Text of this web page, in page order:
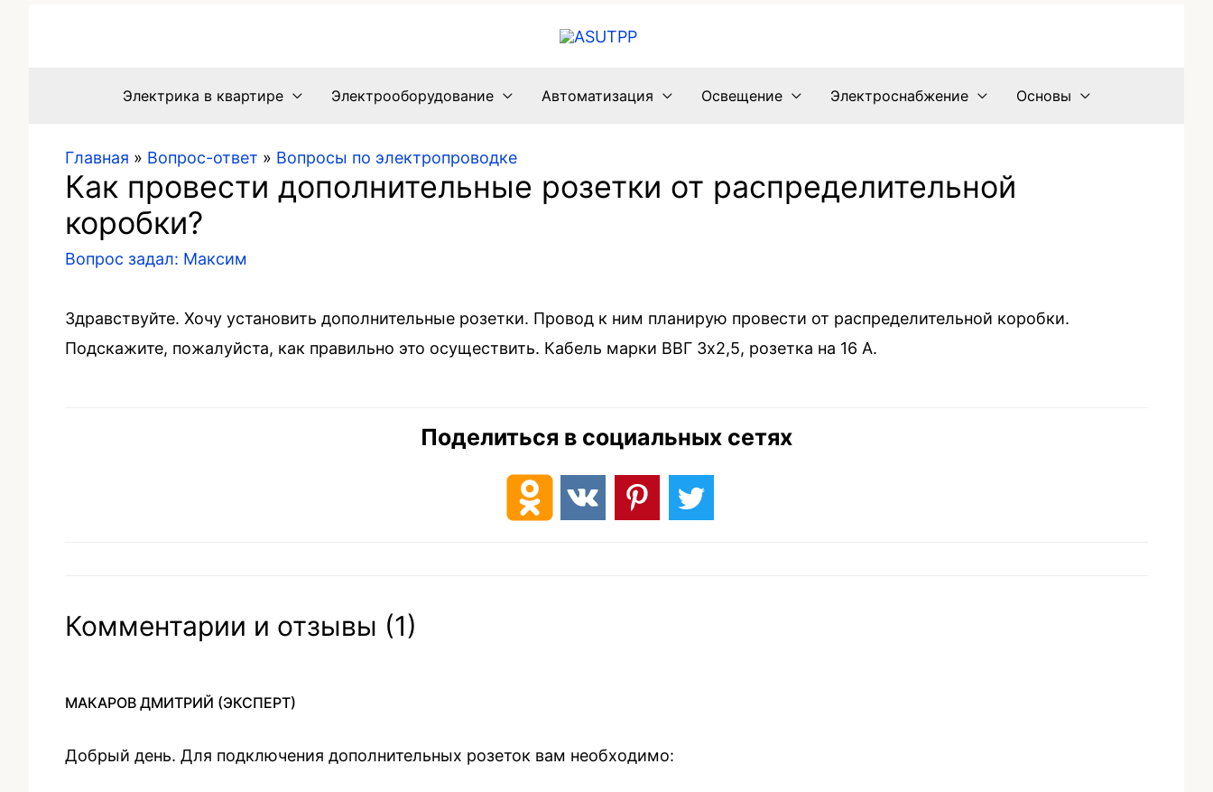
Электрика в квартире Электрооборудование Автоматизация Освещение Электроснабжение Основы
Главная » Вопрос-ответ » Вопросы по электропроводке
Как провести дополнительные розетки от распределительной
коробки?
Вопрос задал: Максим
Здравствуйте. Хочу установить дополнительные розетки. Провод к ним планирую провести от распределительной коробки.
Подскажите, пожалуйста, как правильно это осуществить. Кабель марки ВВГ 3х2,5, розетка на 16 А.
Поделиться в социальных сетях
Комментарии и отзывы (1)
МАКАРОВ ДМИТРИЙ (ЭКСПЕРТ)
Добрый день. Для подключения дополнительных розеток вам необходимо: